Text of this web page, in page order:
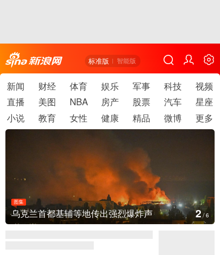
标准版 智能版
新闻 财经 体育 娱乐 军事 科技
视频
直播
美图 NBA 房产 股票 汽车
星座
小说
教育 女性 健康 精品 微博 更多
图集
美国：肯尼迪宣布医疗改革新举措3/6